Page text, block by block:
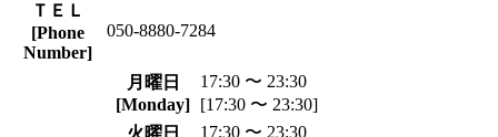
ＴＥＬ
[Phone
Number]
050-8880-7284
月曜日
[Monday]
17:30 〜 23:30
[17:30 〜 23:30]
火曜日
17:30 〜 23:30